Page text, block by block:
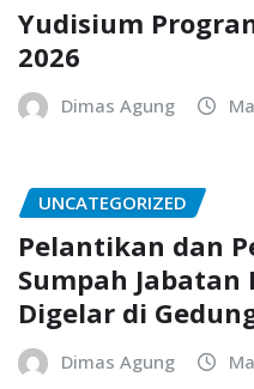
Yudisium
2026
Dimas Agung
UNCATEGORIZED
Pelantikan dan
Sumpah Jabatan
Digelar di
Dimas Agung